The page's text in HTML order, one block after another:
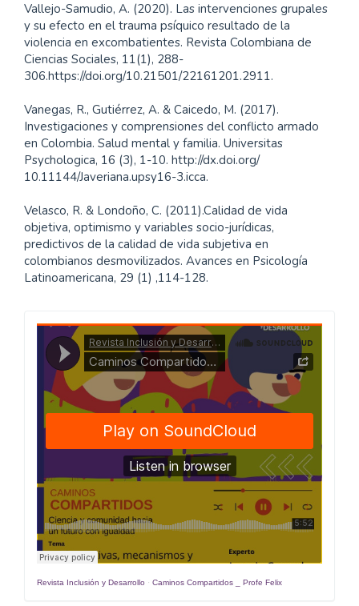
Vallejo-Samudio, A. (2020). Las intervenciones grupales
y su efecto en el trauma psíquico resultado de la
violencia en excombatientes. Revista Colombiana de
Ciencias Sociales, 11(1), 288-
306.https://doi.org/10.21501/22161201.2911.
Vanegas, R., Gutiérrez, A. & Caicedo, M. (2017).
Investigaciones y comprensiones del conflicto armado
en Colombia. Salud mental y familia. Universitas
Psychologica, 16 (3), 1-10. http://dx.doi.org/
10.11144/Javeriana.upsy16-3.icca.
Velasco, R. & Londoño, C. (2011).Calidad de vida
objetiva, optimismo y variables socio-jurídicas,
predictivos de la calidad de vida subjetiva en
colombianos desmovilizados. Avances en Psicología
Latinoamericana, 29 (1) ,114-128.
Caminos
Compartidos
Revista Inclusión y Desarrollo · Caminos Compartidos _ Profe Felix